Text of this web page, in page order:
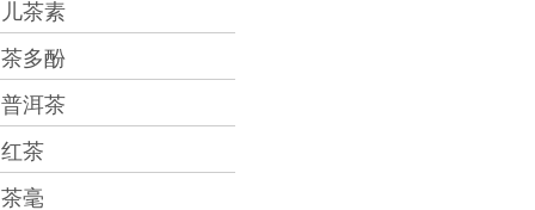
儿茶素
茶多酚
普洱茶
红茶
茶毫